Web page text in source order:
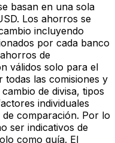
basan en una sola
Los ahorros se
incluyendo
por cada banco
de
válidos solo para el
todas las comisiones y
de divisa, tipos
individuales
comparación. Por lo
ser indicativos de
como guía. El